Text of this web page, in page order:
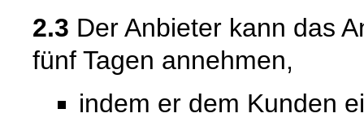
2.3 Der Anbieter kann das
fünf Tagen annehmen,
indem er dem Kunden